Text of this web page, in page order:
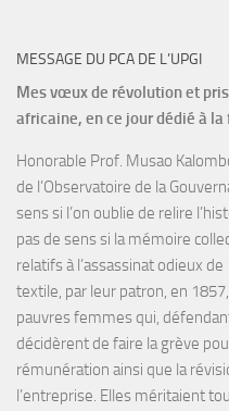
MESSAGE DU PCA DE L’UPGI
Mes vœux de révolution et
africaine, en ce jour dédié à
Honorable Prof. Musao
de l’Observatoire de la
sens si l’on oublie de relire
pas de sens si la mémoire
relatifs à l’assassinat odieux
textile, par leur patron, en
pauvres femmes qui,
décidèrent de faire la grève
rémunération ainsi que la
l’entreprise. Elles méritaient